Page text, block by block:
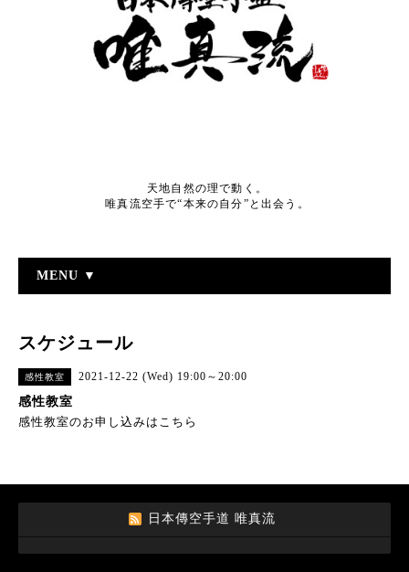
天地自然の理で動く。
唯真流空手で“本来の自分”と出会う。
MENU ▼
スケジュール
感性教室 2021-12-22 (Wed) 19:00～20:00
感性教室
感性教室のお申し込みはこちら
日本傳空手道 唯真流